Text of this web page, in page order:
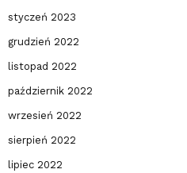
styczeń 2023
grudzień 2022
listopad 2022
październik 2022
wrzesień 2022
sierpień 2022
lipiec 2022